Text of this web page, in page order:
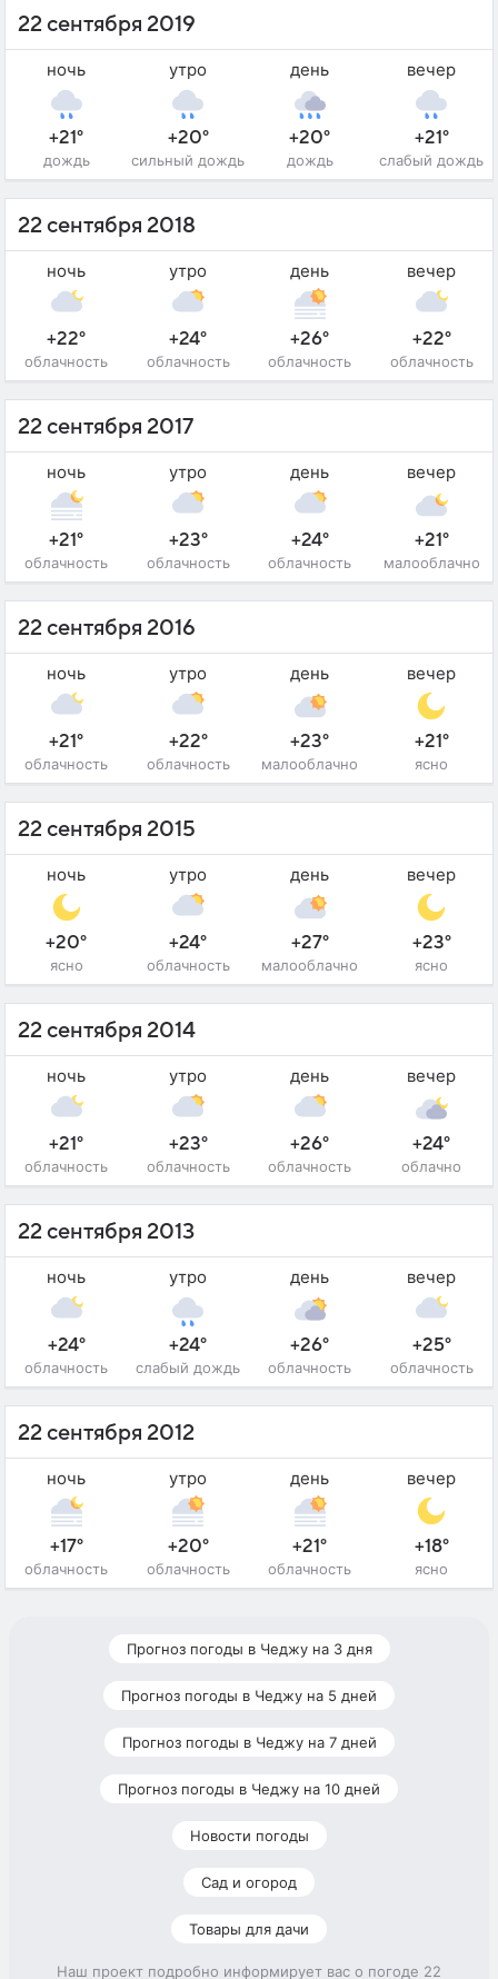
22 сентября 2019
ночь
+21°
дождь
утро
+20°
сильный дождь
день
+20°
дождь
вечер
+21°
слабый дождь
22 сентября 2018
ночь
+22°
облачность
утро
+24°
облачность
день
+26°
облачность
вечер
+22°
облачность
22 сентября 2017
ночь
+21°
облачность
утро
+23°
облачность
день
+24°
облачность
вечер
+21°
малооблачно
22 сентября 2016
ночь
+21°
облачность
утро
+22°
облачность
день
+23°
малооблачно
вечер
+21°
ясно
22 сентября 2015
ночь
+20°
ясно
утро
+24°
облачность
день
+27°
малооблачно
вечер
+23°
ясно
22 сентября 2014
ночь
+21°
облачность
утро
+23°
облачность
день
+26°
облачность
вечер
+24°
облачно
22 сентября 2013
ночь
+24°
облачность
утро
+24°
слабый дождь
день
+26°
облачность
вечер
+25°
облачность
22 сентября 2012
ночь
+17°
облачность
утро
+20°
облачность
день
+21°
облачность
вечер
+18°
ясно
Прогноз погоды в Чеджу на 3 дня
Прогноз погоды в Чеджу на 5 дней
Прогноз погоды в Чеджу на 7 дней
Прогноз погоды в Чеджу на 10 дней
Новости погоды
Сад и огород
Товары для дачи
Наш проект подробно информирует вас о погоде 22